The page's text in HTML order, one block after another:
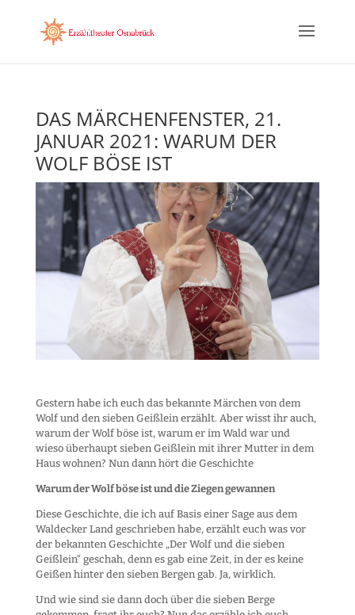
DAS MÄRCHENFENSTER, 21.
JANUAR 2021: WARUM DER
WOLF BÖSE IST
Gestern habe ich euch das bekannte Märchen von dem
Wolf und den sieben Geißlein erzählt. Aber wisst ihr auch,
warum der Wolf böse ist, warum er im Wald war und
wieso überhaupt sieben Geißlein mit ihrer Mutter in dem
Haus wohnen? Nun dann hört die Geschichte
Warum der Wolf böse ist und die Ziegen gewannen
Diese Geschichte, die ich auf Basis einer Sage aus dem
Waldecker Land geschrieben habe, erzählt euch was vor
der bekannten Geschichte „Der Wolf und die sieben
Geißlein“ geschah, denn es gab eine Zeit, in der es keine
Geißen hinter den sieben Bergen gab. Ja, wirklich.
Und wie sind sie dann doch über die sieben Berge